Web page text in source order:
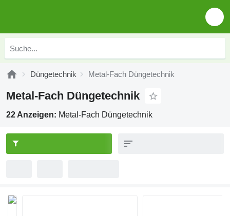
Düngetechnik Metal-Fach Düngetechnik
Metal-Fach Düngetechnik
22 Anzeigen: Metal-Fach Düngetechnik